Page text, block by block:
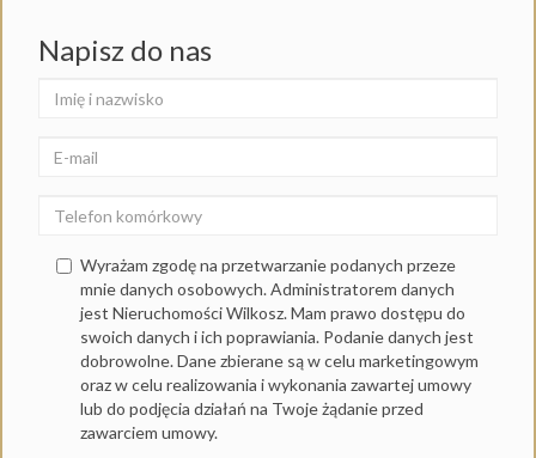
Napisz do nas
Wyrażam zgodę na przetwarzanie podanych przeze
mnie danych osobowych. Administratorem danych
jest Nieruchomości Wilkosz. Mam prawo dostępu do
swoich danych i ich poprawiania. Podanie danych jest
dobrowolne. Dane zbierane są w celu marketingowym
oraz w celu realizowania i wykonania zawartej umowy
lub do podjęcia działań na Twoje żądanie przed
zawarciem umowy.